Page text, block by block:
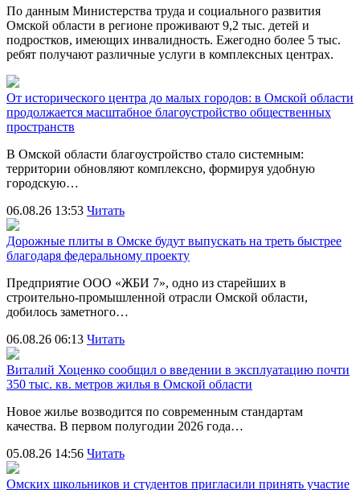
По данным Министерства труда и социального развития
Омской области в регионе проживают 9,2 тыс. детей и
подростков, имеющих инвалидность. Ежегодно более 5 тыс.
ребят получают различные услуги в комплексных центрах.
От исторического центра до малых городов: в Омской области
продолжается масштабное благоустройство общественных
пространств
В Омской области благоустройство стало системным:
территории обновляют комплексно, формируя удобную
городскую…
06.08.26 13:53 Читать
Дорожные плиты в Омске будут выпускать на треть быстрее
благодаря федеральному проекту
Предприятие ООО «ЖБИ 7», одно из старейших в
строительно‑промышленной отрасли Омской области,
добилось заметного…
06.08.26 06:13 Читать
Виталий Хоценко сообщил о введении в эксплуатацию почти
350 тыс. кв. метров жилья в Омской области
Новое жилье возводится по современным стандартам
качества. В первом полугодии 2026 года…
05.08.26 14:56 Читать
Омских школьников и студентов пригласили принять участие